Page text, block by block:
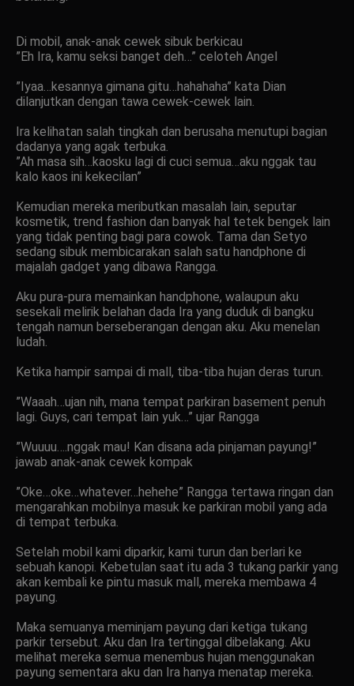
Di mobil, anak-anak cewek sibuk berkicau
”Eh Ira, kamu seksi banget deh…” celoteh Angel
”Iyaa…kesannya gimana gitu…hahahaha” kata Dian
dilanjutkan dengan tawa cewek-cewek lain.
Ira kelihatan salah tingkah dan berusaha menutupi bagian
dadanya yang agak terbuka.
”Ah masa sih…kaosku lagi di cuci semua…aku nggak tau
kalo kaos ini kekecilan”
Kemudian mereka meributkan masalah lain, seputar
kosmetik, trend fashion dan banyak hal tetek bengek lain
yang tidak penting bagi para cowok. Tama dan Setyo
sedang sibuk membicarakan salah satu handphone di
majalah gadget yang dibawa Rangga.
Aku pura-pura memainkan handphone, walaupun aku
sesekali melirik belahan dada Ira yang duduk di bangku
tengah namun berseberangan dengan aku. Aku menelan
ludah.
Ketika hampir sampai di mall, tiba-tiba hujan deras turun.
”Waaah…ujan nih, mana tempat parkiran basement penuh
lagi. Guys, cari tempat lain yuk…” ujar Rangga
”Wuuuu….nggak mau! Kan disana ada pinjaman payung!”
jawab anak-anak cewek kompak
”Oke…oke…whatever…hehehe” Rangga tertawa ringan dan
mengarahkan mobilnya masuk ke parkiran mobil yang ada
di tempat terbuka.
Setelah mobil kami diparkir, kami turun dan berlari ke
sebuah kanopi. Kebetulan saat itu ada 3 tukang parkir yang
akan kembali ke pintu masuk mall, mereka membawa 4
payung.
Maka semuanya meminjam payung dari ketiga tukang
parkir tersebut. Aku dan Ira tertinggal dibelakang. Aku
melihat mereka semua menembus hujan menggunakan
payung sementara aku dan Ira hanya menatap mereka.